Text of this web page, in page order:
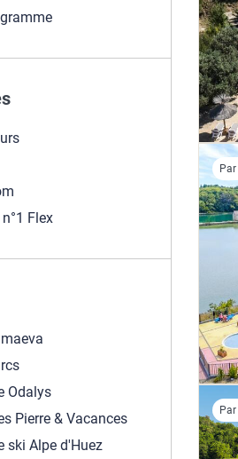
Flex
Odalys
Pierre & Vacances
ski Alpe d'Huez
Par
Par